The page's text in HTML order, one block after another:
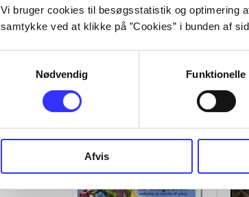
Vi bruger cookies til besøgsstatistik og optimering
samtykke ved at klikke på ”Cookies” i bunden af
Nødvendig
Funktionelle
Afvis